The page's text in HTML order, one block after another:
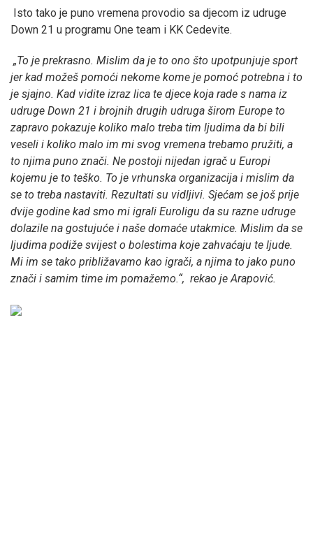
Isto tako je puno vremena provodio sa djecom iz udruge
Down 21 u programu One team i KK Cedevite.
„To je prekrasno. Mislim da je to ono što upotpunjuje sport
jer kad možeš pomoći nekome kome je pomoć potrebna i to
je sjajno. Kad vidite izraz lica te djece koja rade s nama iz
udruge Down 21 i brojnih drugih udruga širom Europe to
zapravo pokazuje koliko malo treba tim ljudima da bi bili
veseli i koliko malo im mi svog vremena trebamo pružiti, a
to njima puno znači. Ne postoji nijedan igrač u Europi
kojemu je to teško. To je vrhunska organizacija i mislim da
se to treba nastaviti. Rezultati su vidljivi. Sjećam se još prije
dvije godine kad smo mi igrali Euroligu da su razne udruge
dolazile na gostujuće i naše domaće utakmice. Mislim da se
ljudima podiže svijest o bolestima koje zahvaćaju te ljude.
Mi im se tako približavamo kao igrači, a njima to jako puno
znači i samim time im pomažemo.“, rekao je Arapović.